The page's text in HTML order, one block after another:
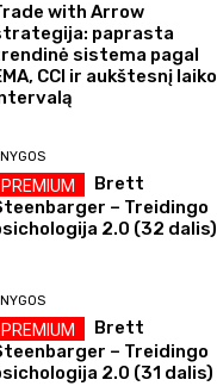
with Arrow
paprasta
sistema pagal
CCI ir aukštesnį laiko
Brett
– Treidingo
2.0 (32 dalis)
Brett
– Treidingo
2.0 (31 dalis)